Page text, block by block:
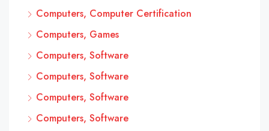
Computers, Computer Certification
Computers, Games
Computers, Software
Computers, Software
Computers, Software
Computers, Software